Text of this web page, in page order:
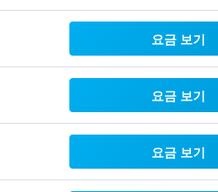
요금 보기
요금 보기
요금 보기